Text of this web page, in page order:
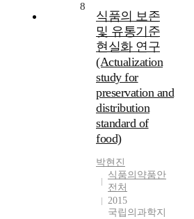
8
식품의 보존
및 유통기준
현실화 연구
(Actualization
study for
preservation and
distribution
standard of
food)
박현진
식품의약품안
전처
2015
국립의과학지